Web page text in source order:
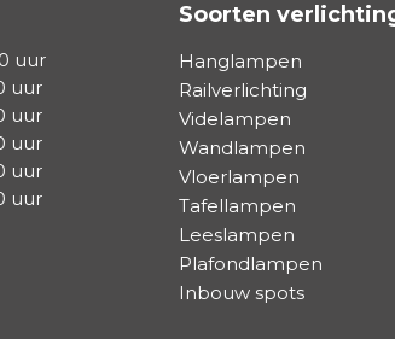
uur
uur
uur
uur
uur
uur
Soorten
Hanglampen
Railverlichting
Videlampen
Wandlampen
Vloerlampen
Tafellampen
Leeslampen
Plafondlampen
Inbouw spots